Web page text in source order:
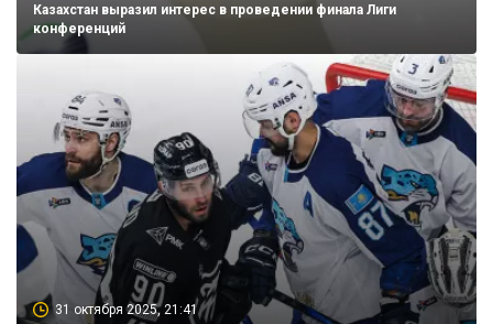
Казахстан выразил интерес в проведении финала Лиги
конференций
31 октября 2025, 21:41